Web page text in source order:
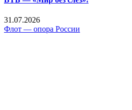
31.07.2026
Флот — опора России